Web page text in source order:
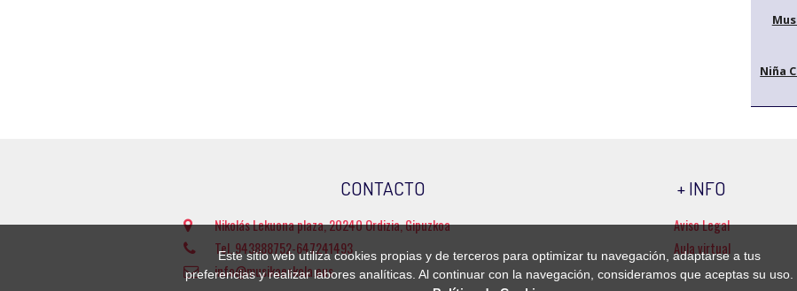
Niña
CONTACTO
Nikolás Lekuona plaza, 20240 Ordizia, Gipuzkoa
Tel. 943888752-647241493
info@musikaeskola.eus
+ INFO
Aviso Legal
Aula virtual
Este sitio web utiliza cookies propias y de terceros para optimizar tu navegación, adaptarse a tus
preferencias y realizar labores analíticas. Al continuar con la navegación, consideramos que aceptas su uso.